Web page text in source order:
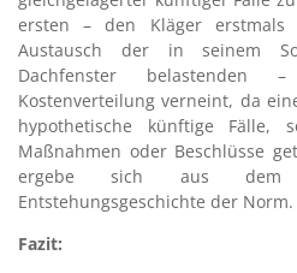
ersten – den Kläger
Austausch der in seinem
Dachfenster
Kostenverteilung verneint, da
hypothetische künftige Fälle,
Maßnahmen oder Beschlüsse
ergebe sich aus
Entstehungsgeschichte der Norm.
Fazit: